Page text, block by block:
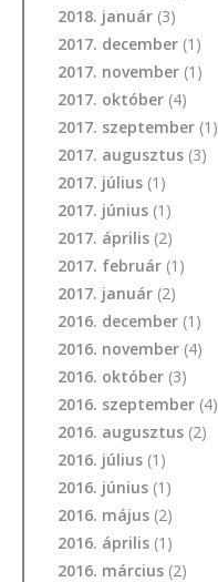
2018. január (3)
2017. december (1)
2017. november (1)
2017. október (4)
2017. szeptember (1)
2017. augusztus (3)
2017. július (1)
2017. június (1)
2017. április (2)
2017. február (1)
2017. január (2)
2016. december (1)
2016. november (4)
2016. október (3)
2016. szeptember (4)
2016. augusztus (2)
2016. július (1)
2016. június (1)
2016. május (2)
2016. április (1)
2016. március (2)